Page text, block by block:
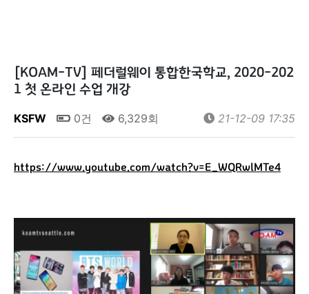
[KOAM-TV] 페더럴웨이 통합한국학교, 2020-202
1 첫 온라인 수업 개강
KSFW 0건 6,329회 21-12-09 17:35
https://www.youtube.com/watch?v=E_WQRwlMTe4